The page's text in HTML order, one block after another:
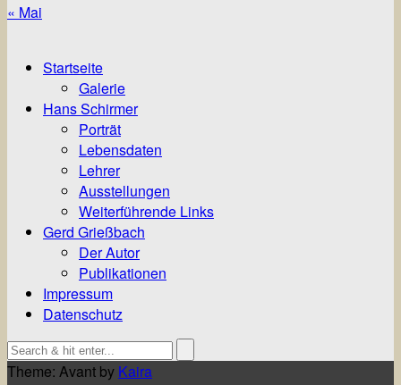
« Mai
Startseite
Galerie
Hans Schirmer
Porträt
Lebensdaten
Lehrer
Ausstellungen
Weiterführende Links
Gerd Grießbach
Der Autor
Publikationen
Impressum
Datenschutz
Theme: Avant by Kaira